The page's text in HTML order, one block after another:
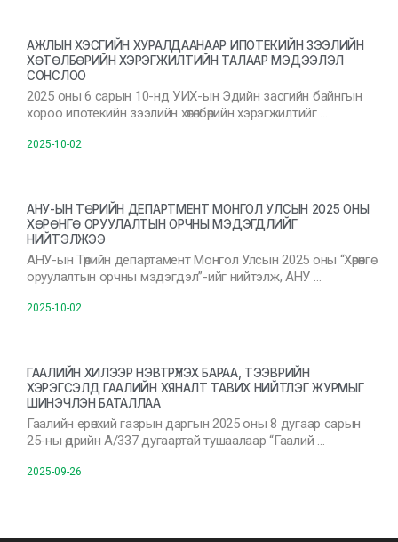
АЖЛЫН ХЭСГИЙН ХУРАЛДААНААР ИПОТЕКИЙН ЗЭЭЛИЙН
ХӨТӨЛБӨРИЙН ХЭРЭГЖИЛТИЙН ТАЛААР МЭДЭЭЛЭЛ
СОНСЛОО
2025 оны 6 сарын 10-нд УИХ-ын Эдийн засгийн байнгын
хороо ипотекийн зээлийн хөтөлбөрийн хэрэгжилтийг …
2025-10-02
АНУ-ЫН ТӨРИЙН ДЕПАРТМЕНТ МОНГОЛ УЛСЫН 2025 ОНЫ
ХӨРӨНГӨ ОРУУЛАЛТЫН ОРЧНЫ МЭДЭГДЛИЙГ
НИЙТЭЛЖЭЭ
АНУ-ын Төрийн департамент Монгол Улсын 2025 оны “Хөрөнгө
оруулалтын орчны мэдэгдэл”-ийг нийтэлж, АНУ …
2025-10-02
ГААЛИЙН ХИЛЭЭР НЭВТРҮҮЛЭХ БАРАА, ТЭЭВРИЙН
ХЭРЭГСЭЛД ГААЛИЙН ХЯНАЛТ ТАВИХ НИЙТЛЭГ ЖУРМЫГ
ШИНЭЧЛЭН БАТАЛЛАА
Гаалийн ерөнхий газрын даргын 2025 оны 8 дугаар сарын
25-ны өдрийн А/337 дугаартай тушаалаар “Гаалий …
2025-09-26